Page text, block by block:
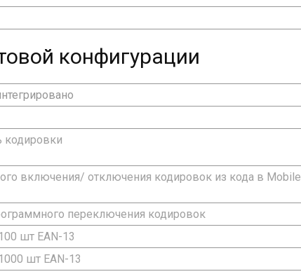
конфигурации
кодировки
включения/ отключения кодировок из кода в Mobile
переключения кодировок
шт EAN-13
шт EAN-13